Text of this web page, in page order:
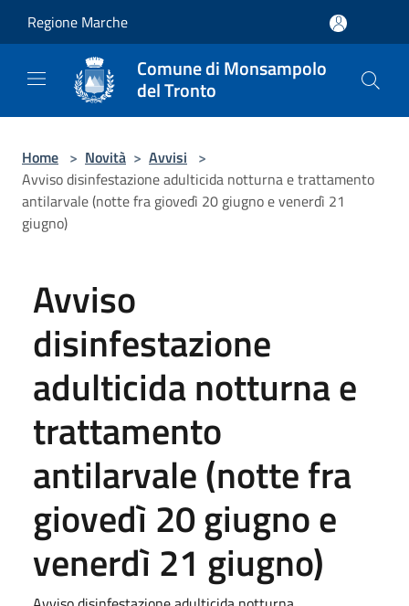
Regione Marche
Comune di Monsampolo
del Tronto
Home > Novità > Avvisi >
Avviso disinfestazione adulticida notturna e trattamento
antilarvale (notte fra giovedì 20 giugno e venerdì 21
giugno)
Avviso
disinfestazione
adulticida notturna e
trattamento
antilarvale (notte fra
giovedì 20 giugno e
venerdì 21 giugno)